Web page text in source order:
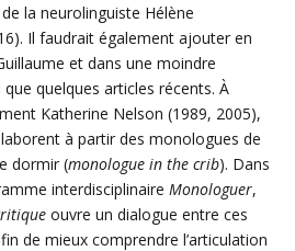
la neurolinguiste Hélène
Il faudrait également ajouter en
et dans une moindre
quelques articles récents. À
Katherine Nelson (1989, 2005),
à partir des monologues de
dormir (monologue in the crib). Dans
interdisciplinaireMonologuer,
ouvre un dialogue entre ces
de mieux comprendre l’articulation